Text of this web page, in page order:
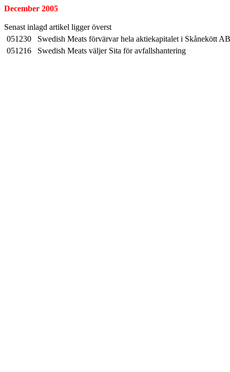
December 2005
Senast inlagd artikel ligger överst
051230
Swedish Meats förvärvar hela aktiekapitalet i Skånekött
051216
Swedish Meats väljer Sita för avfallshantering